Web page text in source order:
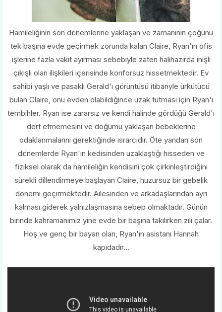
Hamileliğinin son dönemlerine yaklaşan ve zamanının çoğunu
tek başına evde geçirmek zorunda kalan Claire, Ryan'ın ofis
işlerine fazla vakit ayırması sebebiyle zaten halihazırda inişli
çıkışlı olan ilişkileri içerisinde konforsuz hissetmektedir. Ev
sahibi yaşlı ve pasaklı Gerald'ı görüntüsü itibariyle ürkütücü
bulan Claire, onu evden olabildiğince uzak tutması için Ryan'ı
tembihler. Ryan ise zararsız ve kendi halinde gördüğü Gerald'ı
dert etmemesini ve doğumu yaklaşan bebeklerine
odaklanmalarını gerektiğinde ısrarcıdır. Öte yandan son
dönemlerde Ryan'ın kedisinden uzaklaştığı hisseden ve
fiziksel olarak da hamileliğin kendisini çok çirkinleştirdiğini
sürekli dillendirmeye başlayan Claire, huzursuz bir gebelik
dönemi geçirmektedir. Ailesinden ve arkadaşlarından ayrı
kalması giderek yalnızlaşmasına sebep olmaktadır. Günün
birinde kahramanımız yine evde bir başına takılırken zili çalar.
Hoş ve genç bir bayan olan, Ryan'ın asistanı Hannah
kapıdadır...